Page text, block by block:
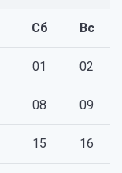
Сб Вс
01 02
08 09
15 16